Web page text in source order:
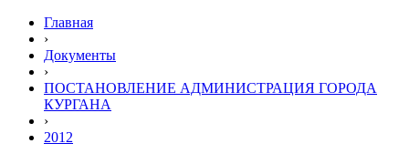
Главная
›
Документы
›
ПОСТАНОВЛЕНИЕ АДМИНИСТРАЦИЯ ГОРОДА
КУРГАНА
›
2012